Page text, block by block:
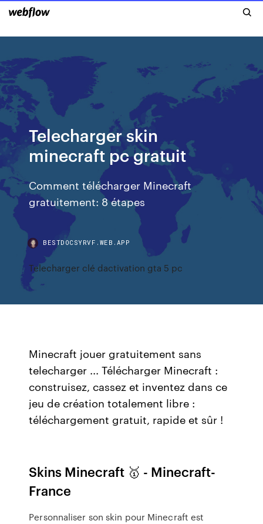
Telecharger skin
minecraft pc gratuit
Comment télécharger Minecraft
gratuitement: 8 étapes
BESTDOCSYRVF.WEB.APP
Telecharger clé dactivation gta 5 pc
Minecraft jouer gratuitement sans
telecharger ... Télécharger Minecraft :
construisez, cassez et inventez dans ce
jeu de création totalement libre :
téléchargement gratuit, rapide et sûr !
Skins Minecraft 🥇 - Minecraft-
France
Personnaliser son skin pour Minecraft est